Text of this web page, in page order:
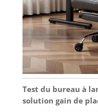
Test du bureau à
solution gain de